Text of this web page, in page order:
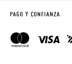
PAGO Y CONFIANZA